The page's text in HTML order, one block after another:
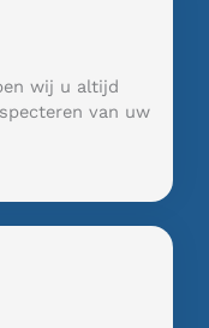
wij u altijd
van uw